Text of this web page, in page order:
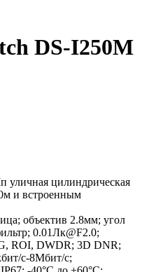
DS-I250M
уличная цилиндрическая
и встроенным
объектив 2.8мм; угол
0.01Лк@F2.0;
ROI, DWDR; 3D DNR;
с-8Мбит/с;